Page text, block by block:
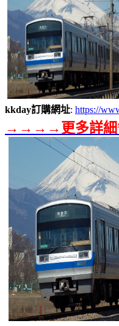
kkday訂購網址: https://
→→→→更多詳細”